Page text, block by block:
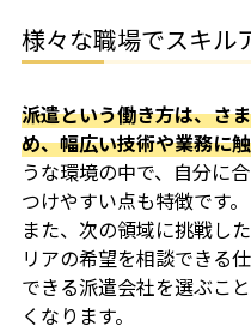
様々な職場でスキル
派遣という働き方は、さ
め、幅広い技術や業務に
うな環境の中で、自分に
つけやすい点も特徴です。
また、次の領域に挑戦し
リアの希望を相談できる
できる派遣会社を選ぶこ
くなります。